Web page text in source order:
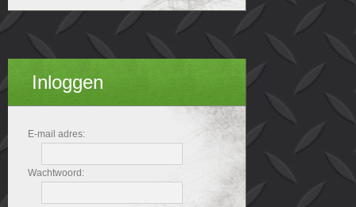
Inloggen
E-mail adres:
Wachtwoord: